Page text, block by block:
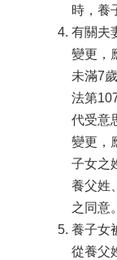
時，養
有關夫
變更，
未滿7
法第
代受意
變更，
子女之
養父姓
之同意。
養子女
從養父